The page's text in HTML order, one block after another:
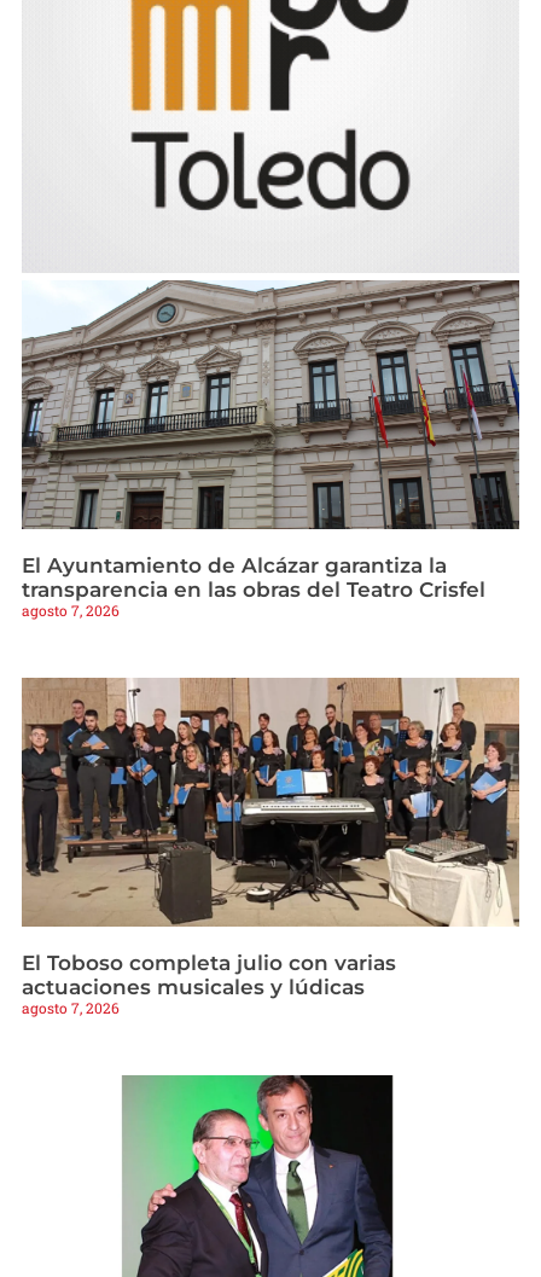
El Ayuntamiento de Alcázar garantiza la
transparencia en las obras del Teatro Crisfel
agosto 7, 2026
El Toboso completa julio con varias
actuaciones musicales y lúdicas
agosto 7, 2026